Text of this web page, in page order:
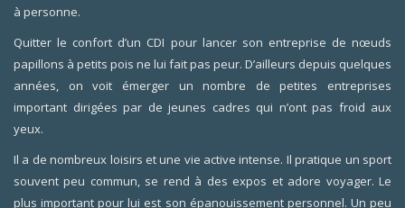
à personne.
Quitter le confort d’un CDI pour lancer son entreprise de nœuds
papillons à petits pois ne lui fait pas peur. D’ailleurs depuis quelques
années, on voit émerger un nombre de petites entreprises
important dirigées par de jeunes cadres qui n’ont pas froid aux
yeux.
Il a de nombreux loisirs et une vie active intense. Il pratique un sport
souvent peu commun, se rend à des expos et adore voyager. Le
plus important pour lui est son épanouissement personnel. Un peu